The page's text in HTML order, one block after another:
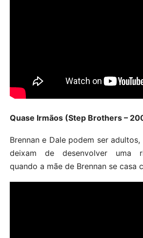
Quase Irmãos (Step Brothers –
Brennan e Dale podem ser
deixam de desenvolver uma
quando a mãe de Brennan se casa